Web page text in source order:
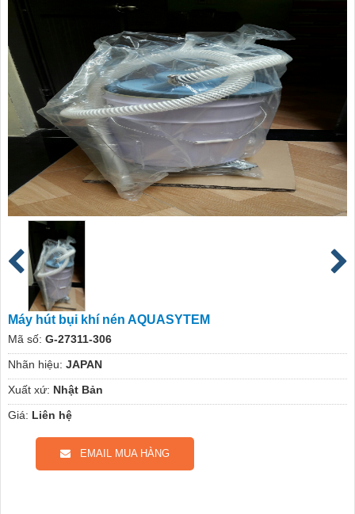
Máy hút bụi khí nén AQUASYTEM
Mã số: G-27311-306
Nhãn hiệu: JAPAN
Xuất xứ: Nhật Bản
Giá: Liên hệ
EMAIL MUA HÀNG